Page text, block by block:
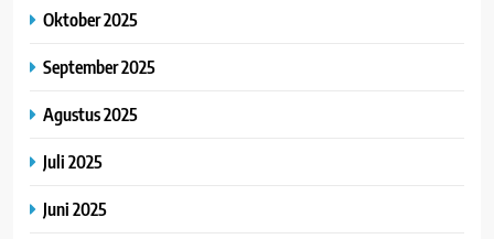
Oktober 2025
September 2025
Agustus 2025
Juli 2025
Juni 2025